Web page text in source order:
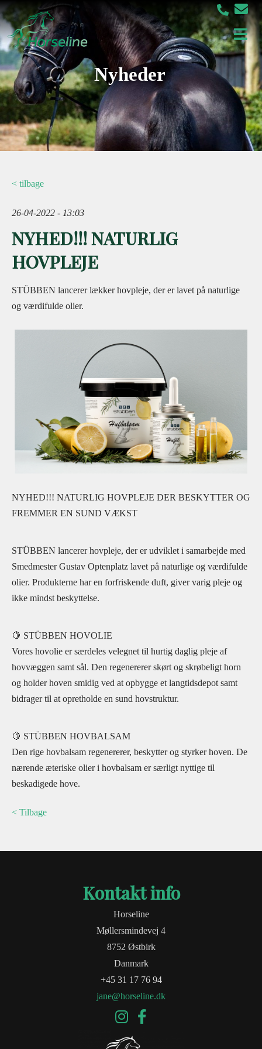
Nyheder
< tilbage
26-04-2022 - 13:03
NYHED!!! NATURLIG
HOVPLEJE
STÜBBEN lancerer lækker hovpleje, der er lavet på naturlige
og værdifulde olier.
NYHED!!! NATURLIG HOVPLEJE DER BESKYTTER OG
FREMMER EN SUND VÆKST
STÜBBEN lancerer hovpleje, der er udviklet i samarbejde med
Smedmester Gustav Optenplatz lavet på naturlige og værdifulde
olier. Produkterne har en forfriskende duft, giver varig pleje og
ikke mindst beskyttelse.
🍋 STÜBBEN HOVOLIE
Vores hovolie er særdeles velegnet til hurtig daglig pleje af
hovvæggen samt sål. Den regenererer skørt og skrøbeligt horn
og holder hoven smidig ved at opbygge et langtidsdepot samt
bidrager til at opretholde en sund hovstruktur.
🍋 STÜBBEN HOVBALSAM
Den rige hovbalsam regenererer, beskytter og styrker hoven. De
nærende æteriske olier i hovbalsam er særligt nyttige til
beskadigede hove.
< Tilbage
Kontakt info
Horseline
Møllersmindevej 4
8752 Østbirk
Danmark
+45 31 17 76 94
jane@horseline.dk